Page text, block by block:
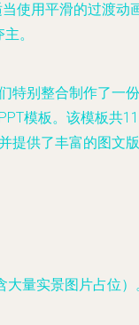
当使用平滑的过渡动
。
特别整合制作了一份
模板。该模板共
提供了丰富的图文版
大量实景图片占位）